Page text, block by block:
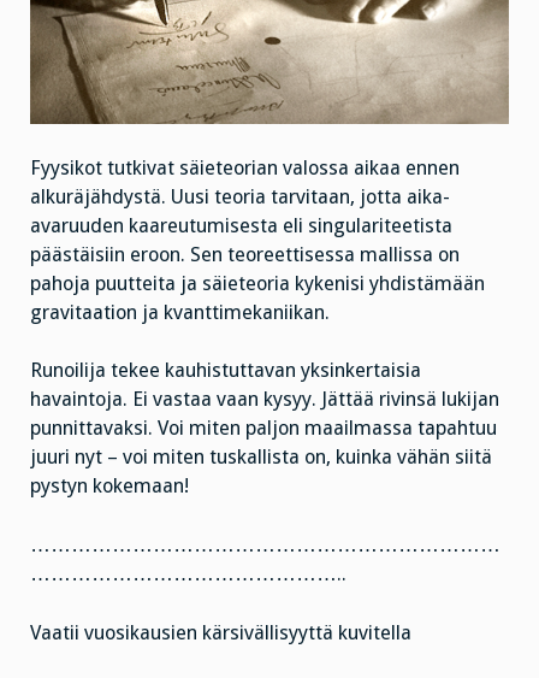
Fyysikot tutkivat säieteorian valossa aikaa ennen
alkuräjähdystä. Uusi teoria tarvitaan, jotta aika-
avaruuden kaareutumisesta eli singulariteetista
päästäisiin eroon. Sen teoreettisessa mallissa on
pahoja puutteita ja säieteoria kykenisi yhdistämään
gravitaation ja kvanttimekaniikan.
Runoilija tekee kauhistuttavan yksinkertaisia
havaintoja. Ei vastaa vaan kysyy. Jättää rivinsä lukijan
punnittavaksi. Voi miten paljon maailmassa tapahtuu
juuri nyt – voi miten tuskallista on, kuinka vähän siitä
pystyn kokemaan!
……………………………………………………………
………………………………………..
Vaatii vuosikausien kärsivällisyyttä kuvitella